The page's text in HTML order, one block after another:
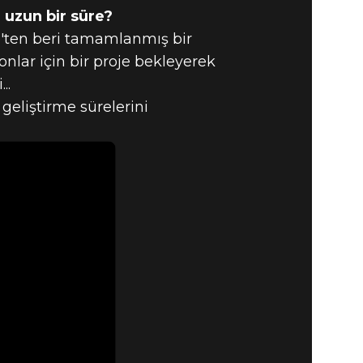
bir süre?
beri tamamlanmış bir
için bir proje bekleyerek
sürelerini